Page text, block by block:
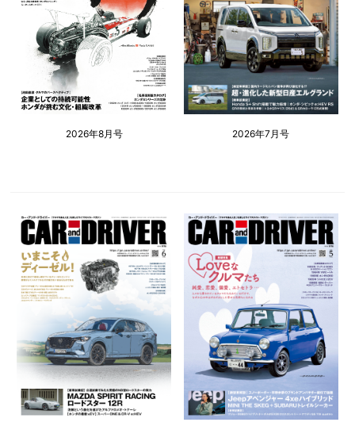
2026年8月号 2026年7月号